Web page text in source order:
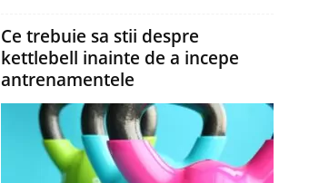
Ce trebuie sa stii despre
kettlebell inainte de a incepe
antrenamentele